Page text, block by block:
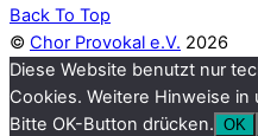
Back To Top
© Chor Provokal e.V. 2026
Diese Website benutzt nur
Cookies. Weitere Hinweise
Bitte OK-Button drücken. OK